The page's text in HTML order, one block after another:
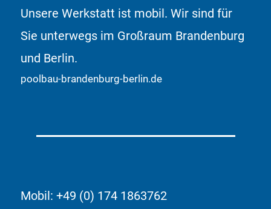
Unsere Werkstatt ist mobil. Wir sind für
Sie unterwegs im Großraum Brandenburg
und Berlin.
poolbau-brandenburg-berlin.de
Mobil: +49 (0) 174 1863762